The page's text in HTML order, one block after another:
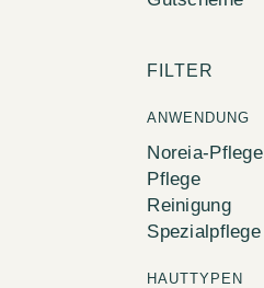
FILTER
ANWENDUNG
Noreia-Pflege
Pflege
Reinigung
Spezialpflege
HAUTTYPEN